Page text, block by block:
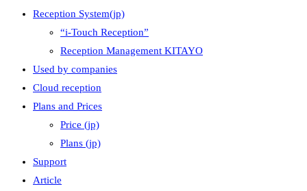
Reception System(jp)
“i-Touch Reception”
Reception Management KITAYO
Used by companies
Cloud reception
Plans and Prices
Price (jp)
Plans (jp)
Support
Article